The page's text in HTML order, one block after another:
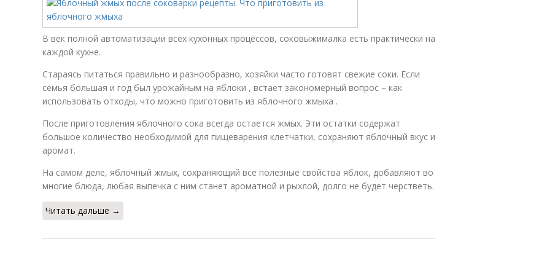
В век полной автоматизации всех кухонных процессов, соковыжималка есть практически на
каждой кухне.
Стараясь питаться правильно и разнообразно, хозяйки часто готовят свежие соки. Если
семья большая и год был урожайным на яблоки , встаёт закономерный вопрос – как
использовать отходы, что можно приготовить из яблочного жмыха .
После приготовления яблочного сока всегда остается жмых. Эти остатки содержат
большое количество необходимой для пищеварения клетчатки, сохраняют яблочный вкус и
аромат.
На самом деле, яблочный жмых, сохраняющий все полезные свойства яблок, добавляют во
многие блюда, любая выпечка с ним станет ароматной и рыхлой, долго не будет черстветь.
Читать дальше →